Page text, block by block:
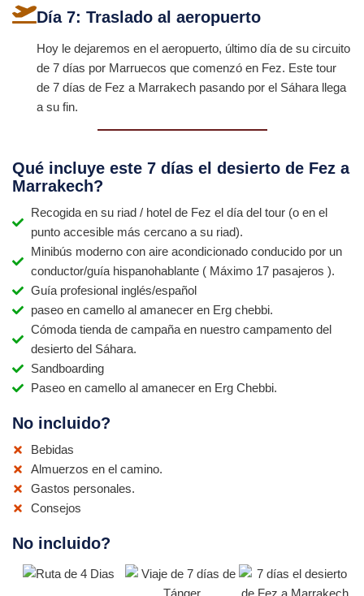
Día 7: Traslado al aeropuerto
Hoy le dejaremos en el aeropuerto, último día de su circuito
de 7 días por Marruecos que comenzó en Fez. Este tour
de 7 días de Fez a Marrakech pasando por el Sáhara llega
a su fin.
Qué incluye este 7 días el desierto de Fez a
Marrakech?
Recogida en su riad / hotel de Fez el día del tour (o en el
punto accesible más cercano a su riad).
Minibús moderno con aire acondicionado conducido por un
conductor/guía hispanohablante ( Máximo 17 pasajeros ).
Guía profesional inglés/español
paseo en camello al amanecer en Erg chebbi.
Cómoda tienda de campaña en nuestro campamento del
desierto del Sáhara.
Sandboarding
Paseo en camello al amanecer en Erg Chebbi.
No incluido?
Bebidas
Almuerzos en el camino.
Gastos personales.
Consejos
No incluido?